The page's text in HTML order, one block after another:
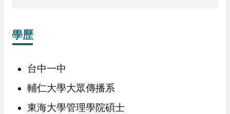
學歷
台中一中
輔仁大學大眾傳播系
東海大學管理學院碩士